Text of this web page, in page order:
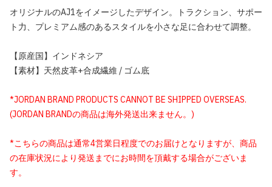
オリジナルのAJ1をイメージしたデザイン。トラクション、サポー
ト力、プレミアム感のあるスタイルを小さな足に合わせて調整。
【原産国】インドネシア
【素材】天然皮革+合成繊維 / ゴム底
*JORDAN BRAND PRODUCTS CANNOT BE SHIPPED OVERSEAS.
(JORDAN BRANDの商品は海外発送出来ません。)
*こちらの商品は通常4営業日程度でのお届けとなりますが、商品
の在庫状況により発送までにお時間を頂戴する場合がございま
す。